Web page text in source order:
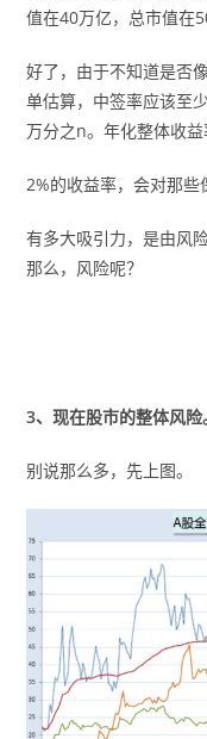
值在40万亿，总市值在
好了，由于不知道是否
单估算，中签率应该至
万分之n。年化整体收益
2%的收益率，会对那些
有多大吸引力，是由风
那么，风险呢？
3、现在股市的整体风险
别说那么多，先上图。